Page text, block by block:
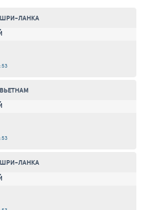
ШРИ-ЛАНКА
ВЬЕТНАМ
ШРИ-ЛАНКА